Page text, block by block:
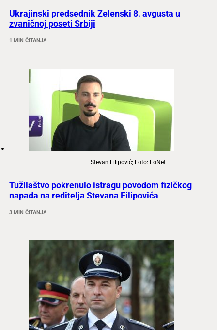
Ukrajinski predsednik Zelenski 8. avgusta u
zvaničnoj poseti Srbiji
1 MIN ČITANJA
Stevan Filipović; Foto: FoNet
Tužilaštvo pokrenulo istragu povodom fizičkog
napada na reditelja Stevana Filipovića
3 MIN ČITANJA